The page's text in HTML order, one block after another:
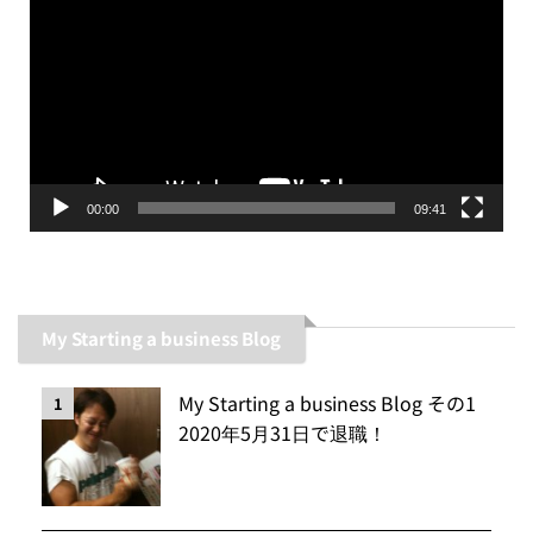
00:00 09:41
My Starting a business Blog
1
My Starting a business Blog その1
2020年5月31日で退職！